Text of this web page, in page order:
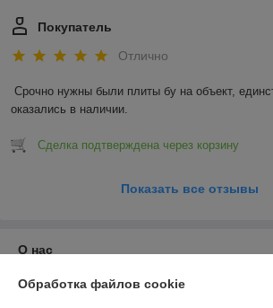
Покупатель
Отлично
Срочно нужны были плиты бу на объект,
оказались в наличии.
Сделка подтверждена через корзину
Показать все отзывы
О нас
Контакты
Обработка файлов cookie